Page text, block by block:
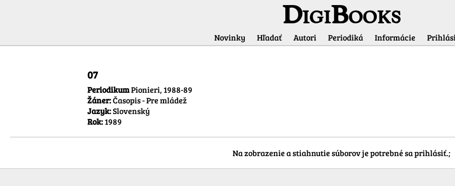
DigiBooks
Novinky Hľadať Autori Periodiká Informácie
07
PeriodikumPionieri, 1988-89
Žáner:Časopis - Pre mládež
Jazyk:Slovenský
Rok:1989
Na zobrazenie a stiahnutie súborov je potrebné sa prihlásiť.;